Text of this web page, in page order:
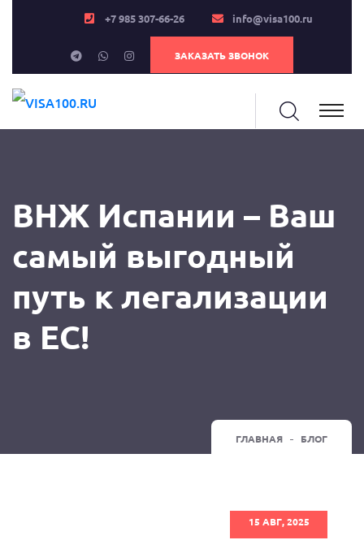
+7 985 307-66-26 info@visa100.ru
ЗАКАЗАТЬ ЗВОНОК
ВНЖ Испании – Ваш
самый выгодный
путь к легализации
в ЕС!
ГЛАВНАЯ БЛОГ
15 АВГ, 2025